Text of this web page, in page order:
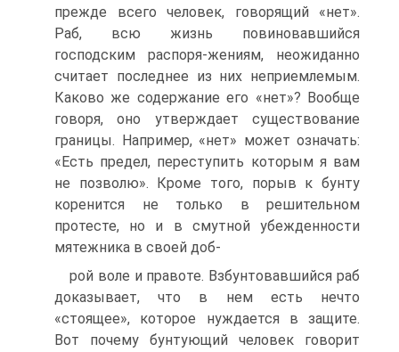
прежде всего человек, говорящий «нет».
Раб, всю жизнь повиновавшийся
господским распоря-жениям, неожиданно
считает последнее из них неприемлемым.
Каково же содержание его «нет»? Вообще
говоря, оно утверждает существование
границы. Например, «нет» может означать:
«Есть предел, переступить которым я вам
не позволю». Кроме того, порыв к бунту
коренится не только в решительном
протесте, но и в смутной убежденности
мятежника в своей доб-
рой воле и правоте. Взбунтовавшийся раб
доказывает, что в нем есть нечто
«стоящее», которое нуждается в защите.
Вот почему бунтующий человек говорит